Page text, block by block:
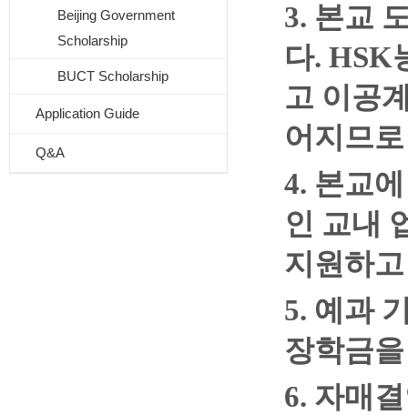
Beijing Government
Scholarship
BUCT Scholarship
Application Guide
Q&A
3. 본교
다. HSK
고 이공
어지므
4. 본교
인 교내
지원하
5. 예과
장학금
6. 자매